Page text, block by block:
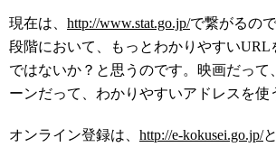
現在は、 http://www.stat.go.jp/で繋がるの
段階において、もっとわかりやすいURL
ではないか？と思うのです。映画だって
ーンだって、わかりやすいアドレスを使
オンライン登録は、 http://e-kokusei.go.jp/